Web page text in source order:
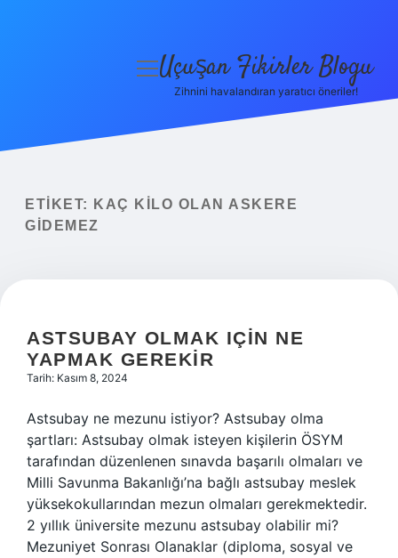
Yasal Uyarı
menüyü
Uçuşan Fikirler Blogu
Zihnini havalandıran yaratıcı öneriler!
ETIKET:
KAÇ KILO OLAN ASKERE
GIDEMEZ
ASTSUBAY OLMAK IÇIN NE
YAPMAK GEREKIR
Tarih: Kasım 8, 2024
Astsubay ne mezunu istiyor? Astsubay olma
şartları: Astsubay olmak isteyen kişilerin ÖSYM
tarafından düzenlenen sınavda başarılı olmaları ve
Milli Savunma Bakanlığı’na bağlı astsubay meslek
yüksekokullarından mezun olmaları gerekmektedir.
2 yıllık üniversite mezunu astsubay olabilir mi?
Mezuniyet Sonrası Olanaklar (diploma, sosyal ve